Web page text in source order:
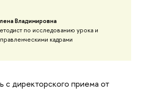
Владимировна
по исследованию урока и
кадрами
с директорского приема от